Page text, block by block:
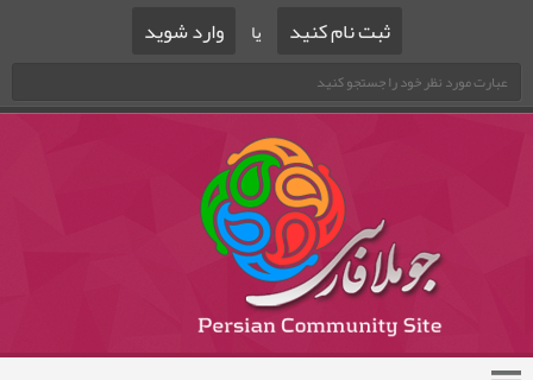
ثبت نام کنید یا وارد شوید